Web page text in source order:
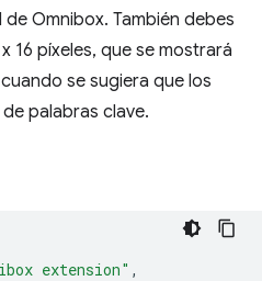
de Omnibox. También debes
16 píxeles, que se mostrará
se sugiera que los
palabras clave.
extension" ,